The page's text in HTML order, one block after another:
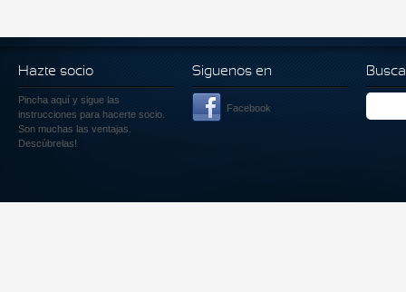
Hazte socio
Pincha aquí y sigue las
instrucciones para hacerte socio.
Son muchas las ventajas.
Descúbrelas!
Siguenos en
Facebook